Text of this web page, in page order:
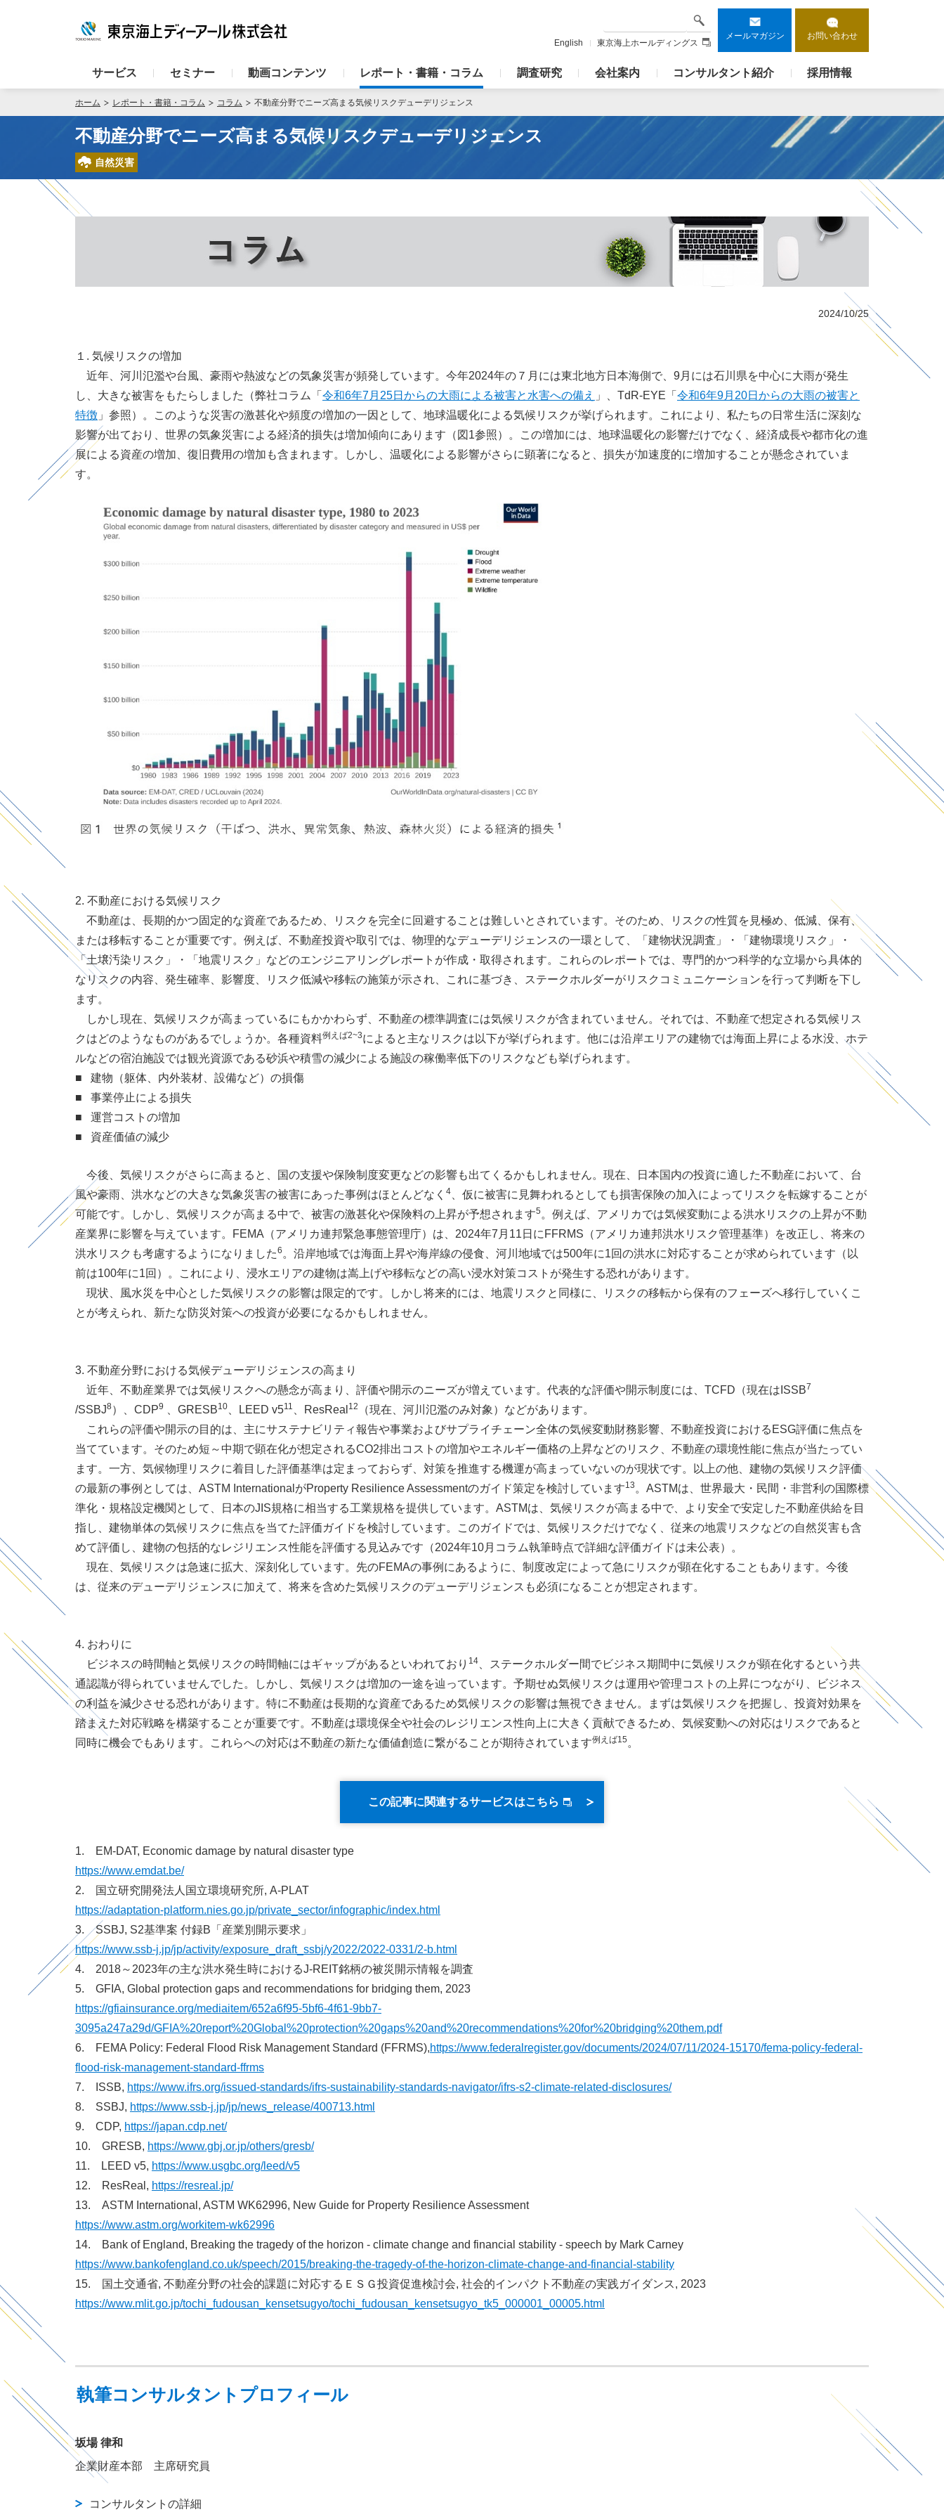
サービス セミナー 動画コンテンツ レポート・書籍・コラム 調査研究 会社案内 コンサルタント紹介 採用情報
メールマガジン お問い合わせ
検索
English 東京海上ホールディングス
ホーム レポート・書籍・コラム コラム 不動産分野でニーズ高まる気候リスクデューデリジェンス
不動産分野でニーズ高まる気候リスクデューデリジェンス
自然災害
2024/10/25
１. 気候リスクの増加
近年、河川氾濫や台風、豪雨や熱波などの気象災害が頻発しています。今年2024年の７月には東北地方日本海側で、9月には石川県を中心に大雨が発生
し、大きな被害をもたらしました（弊社コラム「 令和6年7月25日からの大雨による被害と水害への備え 」、TdR-EYE「 令和6年9月20日からの大雨の被害と
特徴 」参照）。このような災害の激甚化や頻度の増加の一因として、地球温暖化による気候リスクが挙げられます。これにより、私たちの日常生活に深刻な
影響が出ており、世界の気象災害による経済的損失は増加傾向にあります（図1参照）。この増加には、地球温暖化の影響だけでなく、経済成長や都市化の進
展による資産の増加、復旧費用の増加も含まれます。しかし、温暖化による影響がさらに顕著になると、損失が加速度的に増加することが懸念されていま
す。
2. 不動産における気候リスク
不動産は、長期的かつ固定的な資産であるため、リスクを完全に回避することは難しいとされています。そのため、リスクの性質を見極め、低減、保有、
または移転することが重要です。例えば、不動産投資や取引では、物理的なデューデリジェンスの一環として、「建物状況調査」・「建物環境リスク」・
「土壌汚染リスク」・「地震リスク」などのエンジニアリングレポートが作成・取得されます。これらのレポートでは、専門的かつ科学的な立場から具体的
なリスクの内容、発生確率、影響度、リスク低減や移転の施策が示され、これに基づき、ステークホルダーがリスクコミュニケーションを行って判断を下し
ます。
しかし現在、気候リスクが高まっているにもかかわらず、不動産の標準調査には気候リスクが含まれていません。それでは、不動産で想定される気候リス
クはどのようなものがあるでしょうか。各種資料例えば2~3によると主なリスクは以下が挙げられます。他には沿岸エリアの建物では海面上昇による水没、ホテ
ルなどの宿泊施設では観光資源である砂浜や積雪の減少による施設の稼働率低下のリスクなども挙げられます。
■ 建物（躯体、内外装材、設備など）の損傷
■ 事業停止による損失
■ 運営コストの増加
■ 資産価値の減少
今後、気候リスクがさらに高まると、国の支援や保険制度変更などの影響も出てくるかもしれません。現在、日本国内の投資に適した不動産において、台
風や豪雨、洪水などの大きな気象災害の被害にあった事例はほとんどなく 4
、仮に被害に見舞われるとしても損害保険の加入によってリスクを転嫁することが
可能です。しかし、気候リスクが高まる中で、被害の激甚化や保険料の上昇が予想されます5 。例えば、アメリカでは気候変動による洪水リスクの上昇が不動
産業界に影響を与えています。FEMA（アメリカ連邦緊急事態管理庁）は、2024年7月11日にFFRMS（アメリカ連邦洪水リスク管理基準）を改正し、将来の
洪水リスクも考慮するようになりました6 。沿岸地域では海面上昇や海岸線の侵食、河川地域では500年に1回の洪水に対応することが求められています（以
前は100年に1回）。これにより、浸水エリアの建物は嵩上げや移転などの高い浸水対策コストが発生する恐れがあります。
現状、風水災を中心とした気候リスクの影響は限定的です。しかし将来的には、地震リスクと同様に、リスクの移転から保有のフェーズへ移行していくこ
とが考えられ、新たな防災対策への投資が必要になるかもしれません。
3. 不動産分野における気候デューデリジェンスの高まり
近年、不動産業界では気候リスクへの懸念が高まり、評価や開示のニーズが増えています。代表的な評価や開示制度には、TCFD（現在はISSB7
/SSBJ8）、CDP9 、GRESB10 、LEED v511 、ResReal 12
（現在、河川氾濫のみ対象）などがあります。
これらの評価や開示の目的は、主にサステナビリティ報告や事業およびサプライチェーン全体の気候変動財務影響、不動産投資におけるESG評価に焦点を
当てています。そのため短～中期で顕在化が想定されるCO2排出コストの増加やエネルギー価格の上昇などのリスク、不動産の環境性能に焦点が当たってい
ます。一方、気候物理リスクに着目した評価基準は定まっておらず、対策を推進する機運が高まっていないのが現状です。以上の他、建物の気候リスク評価
の最新の事例としては、ASTM InternationalがProperty Resilience Assessmentのガイド策定を検討しています13 。ASTMは、世界最大・民間・非営利の国際標
準化・規格設定機関として、日本のJIS規格に相当する工業規格を提供しています。ASTMは、気候リスクが高まる中で、より安全で安定した不動産供給を目
指し、建物単体の気候リスクに焦点を当てた評価ガイドを検討しています。このガイドでは、気候リスクだけでなく、従来の地震リスクなどの自然災害も含
めて評価し、建物の包括的なレジリエンス性能を評価する見込みです（2024年10月コラム執筆時点で詳細な評価ガイドは未公表）。
現在、気候リスクは急速に拡大、深刻化しています。先のFEMAの事例にあるように、制度改定によって急にリスクが顕在化することもあります。今後
は、従来のデューデリジェンスに加えて、将来を含めた気候リスクのデューデリジェンスも必須になることが想定されます。
4. おわりに
ビジネスの時間軸と気候リスクの時間軸にはギャップがあるといわれており 14
、ステークホルダー間でビジネス期間中に気候リスクが顕在化するという共
通認識が得られていませんでした。しかし、気候リスクは増加の一途を辿っています。予期せぬ気候リスクは運用や管理コストの上昇につながり、ビジネス
の利益を減少させる恐れがあります。特に不動産は長期的な資産であるため気候リスクの影響は無視できません。まずは気候リスクを把握し、投資対効果を
踏まえた対応戦略を構築することが重要です。不動産は環境保全や社会のレジリエンス性向上に大きく貢献できるため、気候変動への対応はリスクであると
同時に機会でもあります。これらへの対応は不動産の新たな価値創造に繋がることが期待されています例えば15 。
この記事に関連するサービスはこちら
1. EM-DAT, Economic damage by natural disaster type
https://www.emdat.be/
2. 国立研究開発法人国立環境研究所, A-PLAT
https://adaptation-platform.nies.go.jp/private_sector/infographic/index.html
3. SSBJ, S2基準案 付録B「産業別開示要求」
https://www.ssb-j.jp/jp/activity/exposure_draft_ssbj/y2022/2022-0331/2-b.html
4. 2018～2023年の主な洪水発生時におけるJ-REIT銘柄の被災開示情報を調査
5. GFIA, Global protection gaps and recommendations for bridging them, 2023
https://gfiainsurance.org/mediaitem/652a6f95-5bf6-4f61-9bb7-
3095a247a29d/GFIA%20report%20Global%20protection%20gaps%20and%20recommendations%20for%20bridging%20them.pdf
6. FEMA Policy: Federal Flood Risk Management Standard (FFRMS),https://www.federalregister.gov/documents/2024/07/11/2024-15170/fema-policy-federal-
flood-risk-management-standard-ffrms
7. ISSB, https://www.ifrs.org/issued-standards/ifrs-sustainability-standards-navigator/ifrs-s2-climate-related-disclosures/
8. SSBJ, https://www.ssb-j.jp/jp/news_release/400713.html
9. CDP, https://japan.cdp.net/
10. GRESB, https://www.gbj.or.jp/others/gresb/
11. LEED v5, https://www.usgbc.org/leed/v5
12. ResReal, https://resreal.jp/
13. ASTM International, ASTM WK62996, New Guide for Property Resilience Assessment
https://www.astm.org/workitem-wk62996
14. Bank of England, Breaking the tragedy of the horizon - climate change and financial stability - speech by Mark Carney
https://www.bankofengland.co.uk/speech/2015/breaking-the-tragedy-of-the-horizon-climate-change-and-financial-stability
15. 国土交通省, 不動産分野の社会的課題に対応するＥＳＧ投資促進検討会, 社会的インパクト不動産の実践ガイダンス, 2023
https://www.mlit.go.jp/tochi_fudousan_kensetsugyo/tochi_fudousan_kensetsugyo_tk5_000001_00005.html
執筆コンサルタントプロフィール
坂場 律和
企業財産本部 ​主席研究員
コンサルタントの詳細